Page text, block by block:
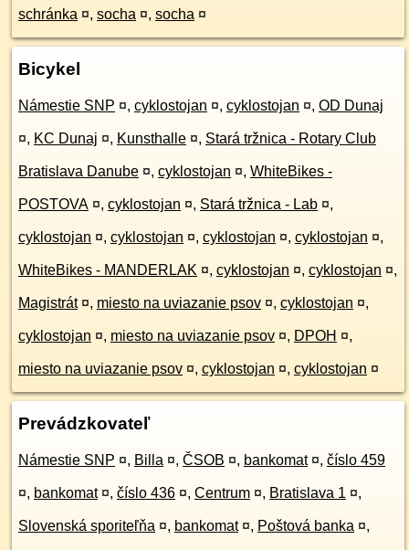
schránka ¤, socha ¤, socha ¤
Bicykel
Námestie SNP ¤, cyklostojan ¤, cyklostojan ¤, OD Dunaj
¤, KC Dunaj ¤, Kunsthalle ¤, Stará tržnica - Rotary Club
Bratislava Danube ¤, cyklostojan ¤, WhiteBikes -
POSTOVA ¤, cyklostojan ¤, Stará tržnica - Lab ¤,
cyklostojan ¤, cyklostojan ¤, cyklostojan ¤, cyklostojan ¤,
WhiteBikes - MANDERLAK ¤, cyklostojan ¤, cyklostojan ¤,
Magistrát ¤, miesto na uviazanie psov ¤, cyklostojan ¤,
cyklostojan ¤, miesto na uviazanie psov ¤, DPOH ¤,
miesto na uviazanie psov ¤, cyklostojan ¤, cyklostojan ¤
Prevádzkovateľ
Námestie SNP ¤, Billa ¤, ČSOB ¤, bankomat ¤, číslo 459
¤, bankomat ¤, číslo 436 ¤, Centrum ¤, Bratislava 1 ¤,
Slovenská sporiteľňa ¤, bankomat ¤, Poštová banka ¤,